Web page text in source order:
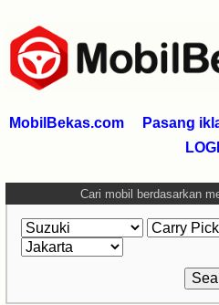
MobilBekas.com Pasang
Cari mobil berdasarkan